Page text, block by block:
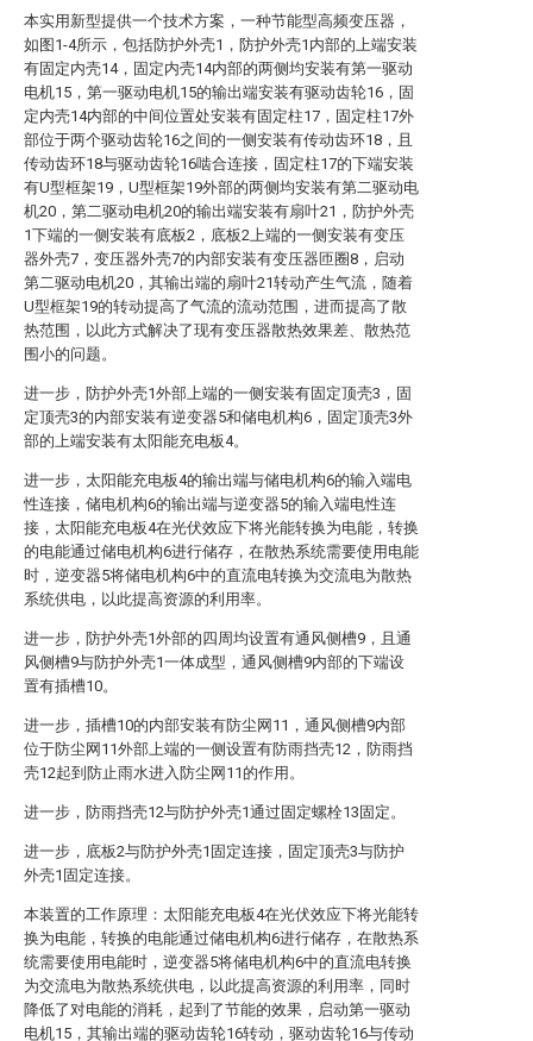
本实用新型提供一个技术方案，一种节能型高频变压器，
如图1-4所示，包括防护外壳1，防护外壳1内部的上端安装
有固定内壳14，固定内壳14内部的两侧均安装有第一驱动
电机15，第一驱动电机15的输出端安装有驱动齿轮16，固
定内壳14内部的中间位置处安装有固定柱17，固定柱17外
部位于两个驱动齿轮16之间的一侧安装有传动齿环18，且
传动齿环18与驱动齿轮16啮合连接，固定柱17的下端安装
有U型框架19，U型框架19外部的两侧均安装有第二驱动电
机20，第二驱动电机20的输出端安装有扇叶21，防护外壳
1下端的一侧安装有底板2，底板2上端的一侧安装有变压
器外壳7，变压器外壳7的内部安装有变压器匝圈8，启动
第二驱动电机20，其输出端的扇叶21转动产生气流，随着
U型框架19的转动提高了气流的流动范围，进而提高了散
热范围，以此方式解决了现有变压器散热效果差、散热范
围小的问题。
进一步，防护外壳1外部上端的一侧安装有固定顶壳3，固
定顶壳3的内部安装有逆变器5和储电机构6，固定顶壳3外
部的上端安装有太阳能充电板4。
进一步，太阳能充电板4的输出端与储电机构6的输入端电
性连接，储电机构6的输出端与逆变器5的输入端电性连
接，太阳能充电板4在光伏效应下将光能转换为电能，转换
的电能通过储电机构6进行储存，在散热系统需要使用电能
时，逆变器5将储电机构6中的直流电转换为交流电为散热
系统供电，以此提高资源的利用率。
进一步，防护外壳1外部的四周均设置有通风侧槽9，且通
风侧槽9与防护外壳1一体成型，通风侧槽9内部的下端设
置有插槽10。
进一步，插槽10的内部安装有防尘网11，通风侧槽9内部
位于防尘网11外部上端的一侧设置有防雨挡壳12，防雨挡
壳12起到防止雨水进入防尘网11的作用。
进一步，防雨挡壳12与防护外壳1通过固定螺栓13固定。
进一步，底板2与防护外壳1固定连接，固定顶壳3与防护
外壳1固定连接。
本装置的工作原理：太阳能充电板4在光伏效应下将光能转
换为电能，转换的电能通过储电机构6进行储存，在散热系
统需要使用电能时，逆变器5将储电机构6中的直流电转换
为交流电为散热系统供电，以此提高资源的利用率，同时
降低了对电能的消耗，起到了节能的效果，启动第一驱动
电机15，其输出端的驱动齿轮16转动，驱动齿轮16与传动